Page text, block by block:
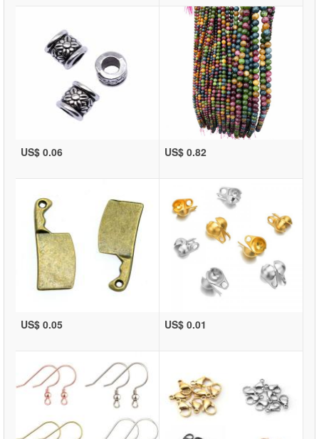
US$ 0.06 US$ 0.82
US$ 0.05 US$ 0.01